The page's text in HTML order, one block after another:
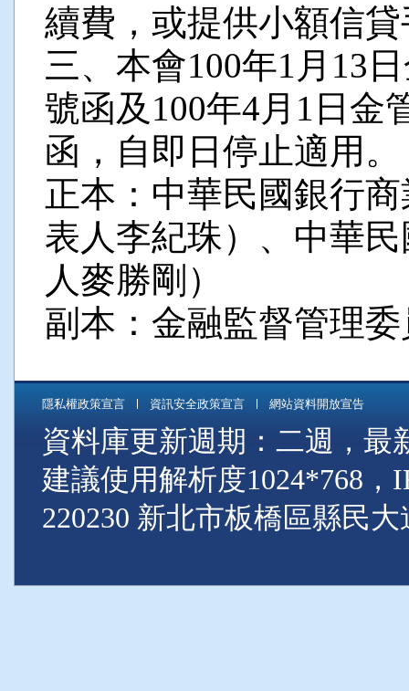
續費，或提供小額信
三、本會100年1月13
號函及100年4月1日金
函，自即日停止適用。
正本：中華民國銀行
表人李紀珠）、中華
人麥勝剛）
副本：金融監督管理
隱私權政策宣言 資訊安全政策宣言 網站資料開放宣告
資料庫更新週期：二週，最
建議使用解析度1024*768
220230 新北市板橋區縣民